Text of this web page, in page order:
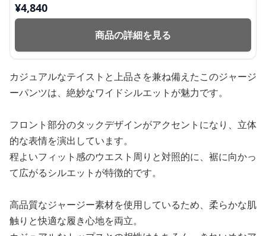
¥4,840
商品の詳細を見る
カジュアルなテイストと上品さを兼ね備えたこのジャージ
ーパンツは、絶妙なワイドシルエットが魅力です。
フロント部分のタックデザインがアクセントになり、立体
的な表情を演出しています。
程よいフィット感のウエスト周りと対照的に、裾に向かっ
て広がるシルエットが特徴的です。
高品質なジャージー素材を使用しているため、柔らかな肌
触りと快適な履き心地を両立。